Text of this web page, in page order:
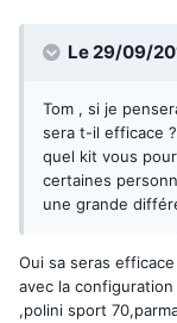
Le 29/09/
Tom , si je
sera t-il efficace
quel kit vous
certaines
une grande
Oui sa seras
avec la
,polini sport